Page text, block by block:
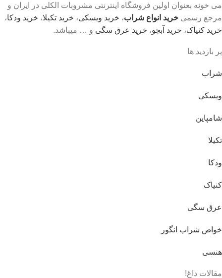
می خونه بعنوان اولین فروشگاه اینترنتی مشروبات الکلی در ایران و
مرجع رسمی خرید انواع شراب، خرید ویسکی، خرید تکیلا، خرید ودکا،
خرید کنیاک، خرید آبجو، خرید عرق سگی و … میباشد.
پر بازدید ها
شراب
ویسکی
شامپاین
تکیلا
ودکا
کنیاک
عرق سگی
خواص شراب انگور
هنسی
مقالات داغ!